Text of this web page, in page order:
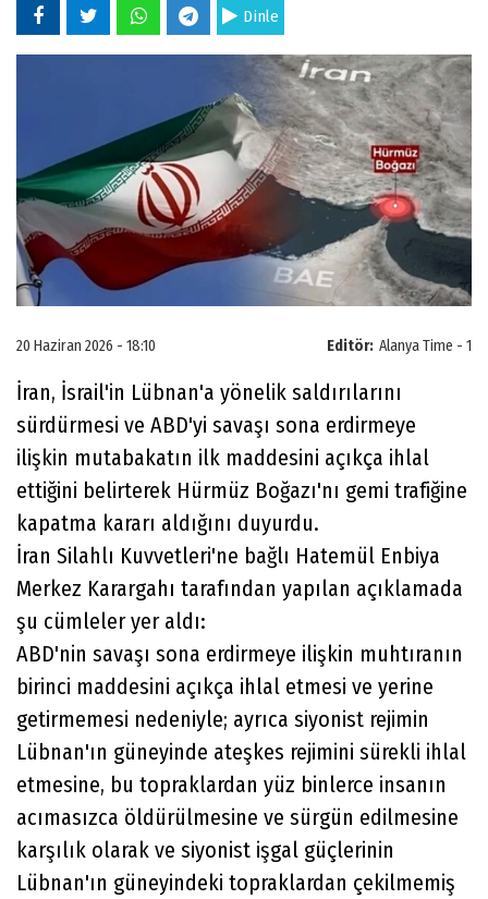
Dinle
Editör: Alanya Time - 1
20 Haziran 2026 - 18:10
İran, İsrail'in Lübnan'a yönelik saldırılarını
sürdürmesi ve ABD'yi savaşı sona erdirmeye
ilişkin mutabakatın ilk maddesini açıkça ihlal
ettiğini belirterek Hürmüz Boğazı'nı gemi trafiğine
kapatma kararı aldığını duyurdu.
İran Silahlı Kuvvetleri'ne bağlı Hatemül Enbiya
Merkez Karargahı tarafından yapılan açıklamada
şu cümleler yer aldı:
ABD'nin savaşı sona erdirmeye ilişkin muhtıranın
birinci maddesini açıkça ihlal etmesi ve yerine
getirmemesi nedeniyle; ayrıca siyonist rejimin
Lübnan'ın güneyinde ateşkes rejimini sürekli ihlal
etmesine, bu topraklardan yüz binlerce insanın
acımasızca öldürülmesine ve sürgün edilmesine
karşılık olarak ve siyonist işgal güçlerinin
Lübnan'ın güneyindeki topraklardan çekilmemiş